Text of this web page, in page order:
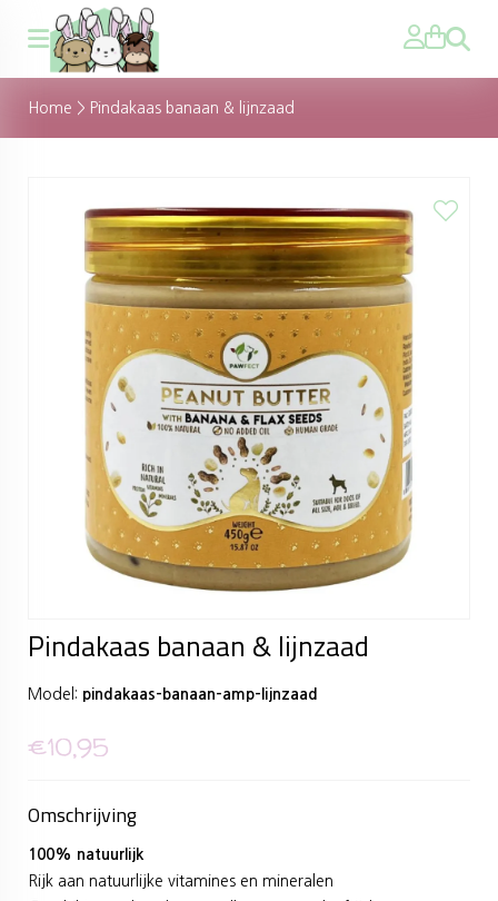
Zoeken
Home > Pindakaas banaan & lijnzaad
Pindakaas banaan & lijnzaad
Model: pindakaas-banaan-amp-lijnzaad
€10,95
Omschrijving
100% natuurlijk
Rijk aan natuurlijke vitamines en mineralen